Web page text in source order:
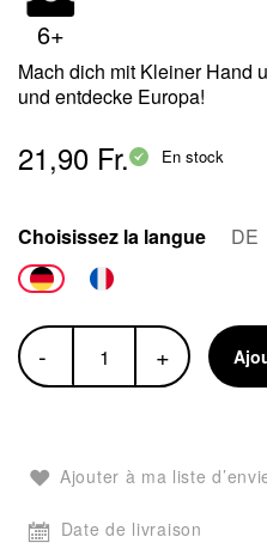
6+
Mach dich mit Kleiner Hand
und entdecke Europa!
21,90 Fr. En stock
Choisissez la langue DE
- +
Ajouter à ma liste
Date de livraison